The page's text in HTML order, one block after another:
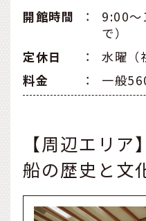
開館時間
：
9:00～
で）
定休⽇
：
水曜（
料金
： 一般
【周辺エリ
船の歴史と文